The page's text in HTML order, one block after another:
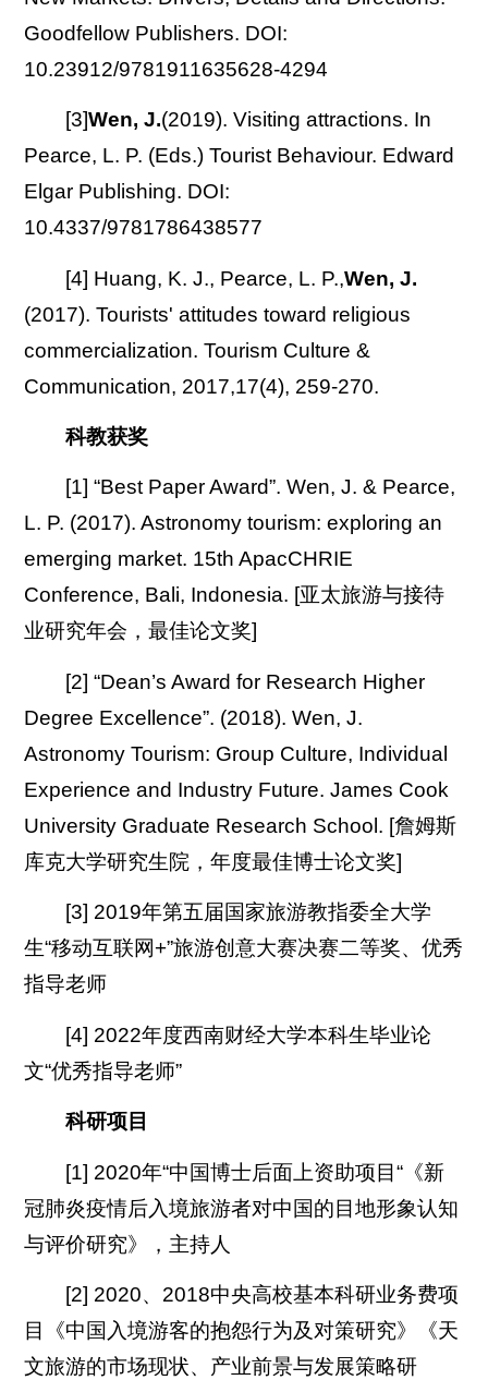
Goodfellow Publishers. DOI:
10.23912/9781911635628-4294
[3]Wen, J.(2019). Visiting attractions. In
Pearce, L. P. (Eds.) Tourist Behaviour. Edward
Elgar Publishing. DOI:
10.4337/9781786438577
[4] Huang, K. J., Pearce, L. P.,Wen, J.
(2017). Tourists' attitudes toward religious
commercialization. Tourism Culture &
Communication, 2017,17(4), 259-270.
科教获奖
[1] “Best Paper Award”. Wen, J. & Pearce,
L. P. (2017). Astronomy tourism: exploring an
emerging market. 15th ApacCHRIE
Conference, Bali, Indonesia. [亚太旅游与接待
业研究年会，最佳论文奖]
[2] “Dean’s Award for Research Higher
Degree Excellence”. (2018). Wen, J.
Astronomy Tourism: Group Culture, Individual
Experience and Industry Future. James Cook
University Graduate Research School. [詹姆斯
库克大学研究生院，年度最佳博士论文奖]
[3] 2019年第五届国家旅游教指委全大学
生“移动互联网+”旅游创意大赛决赛二等奖、优秀
指导老师
[4] 2022年度西南财经大学本科生毕业论
文“优秀指导老师”
科研项目
[1] 2020年“中国博士后面上资助项目“《新
冠肺炎疫情后入境旅游者对中国的目地形象认知
与评价研究》，主持人
[2] 2020、2018中央高校基本科研业务费项
目《中国入境游客的抱怨行为及对策研究》《天
文旅游的市场现状、产业前景与发展策略研